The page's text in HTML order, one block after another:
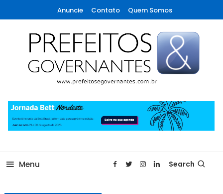
To
Content
Anuncie Contato Quem Somos
Prefeitos & Governantes
Menu Search